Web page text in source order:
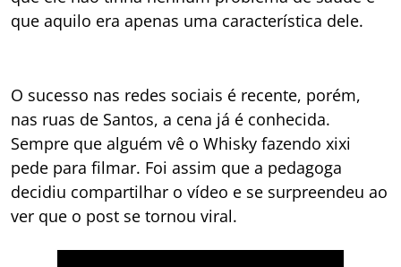
que aquilo era apenas uma característica dele.
O sucesso nas redes sociais é recente, porém,
nas ruas de Santos, a cena já é conhecida.
Sempre que alguém vê o Whisky fazendo xixi
pede para filmar. Foi assim que a pedagoga
decidiu compartilhar o vídeo e se surpreendeu ao
ver que o post se tornou viral.